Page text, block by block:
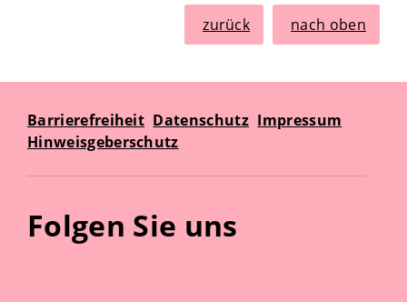
zurück nach oben
Barrierefreiheit Datenschutz Impressum
Hinweisgeberschutz
Folgen Sie uns